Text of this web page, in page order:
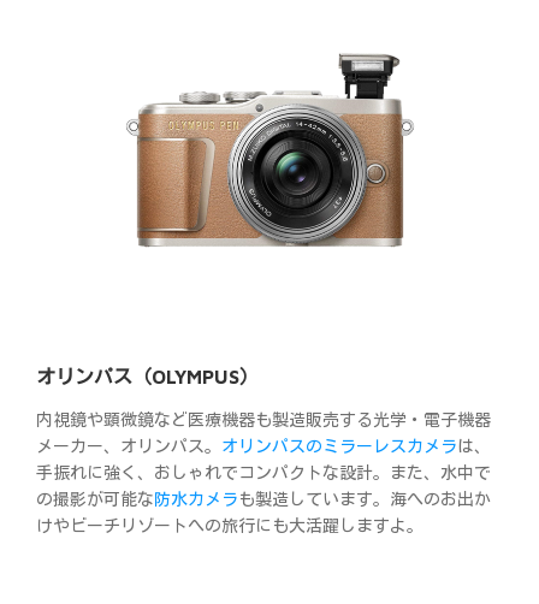
オリンパス（OLYMPUS）
内視鏡や顕微鏡など医療機器も製造販売する光学・電子機器
メーカー、オリンパス。 オリンパスのミラーレスカメラは、
手振れに強く、おしゃれでコンパクトな設計。また、水中で
の撮影が可能な防水カメラも製造しています。海へのお出か
けやビーチリゾートへの旅行にも大活躍しますよ。